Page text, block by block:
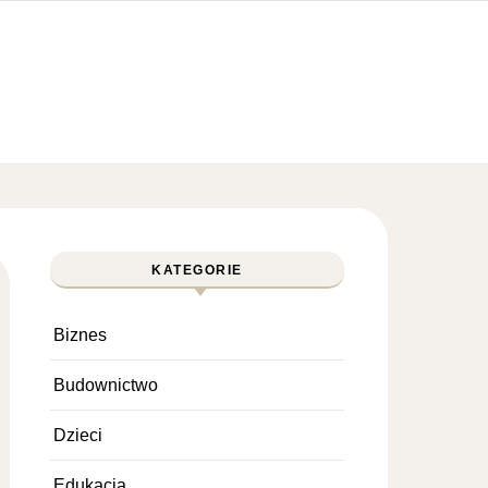
KATEGORIE
Biznes
Budownictwo
Dzieci